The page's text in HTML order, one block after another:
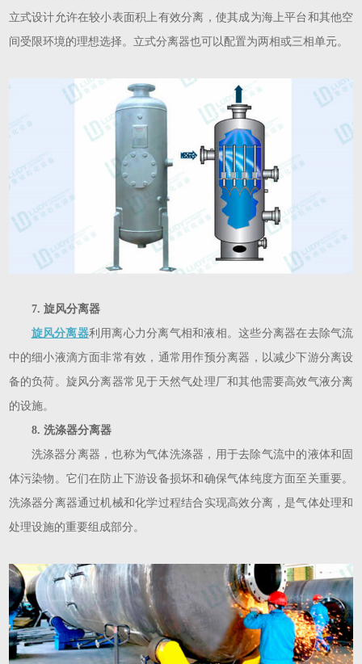
立式设计允许在较小表面积上有效分离，使其成为海上平台和其他空
间受限环境的理想选择。立式分离器也可以配置为两相或三相单元。
7. 旋风分离器
旋风分离器利用离心力分离气相和液相。这些分离器在去除气流
中的细小液滴方面非常有效，通常用作预分离器，以减少下游分离设
备的负荷。旋风分离器常见于天然气处理厂和其他需要高效气液分离
的设施。
8. 洗涤器分离器
洗涤器分离器，也称为气体洗涤器，用于去除气流中的液体和固
体污染物。它们在防止下游设备损坏和确保气体纯度方面至关重要。
洗涤器分离器通过机械和化学过程结合实现高效分离，是气体处理和
处理设施的重要组成部分。